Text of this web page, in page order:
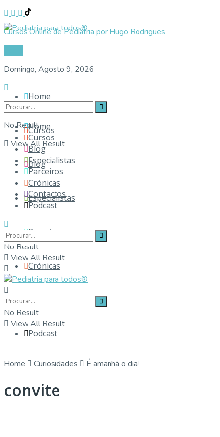
Cursos Online de Pediatria por Hugo Rodrigues
Domingo, Agosto 9, 2026
No Result
View All Result
Home
Cursos
Blog
Especialistas
Parceiros
Crónicas
Contactos
Podcast
Home
Cursos
Blog
Especialistas
Parceiros
Crónicas
Contactos
Podcast
No Result
View All Result
No Result
View All Result
Home Curiosidades É amanhã o dia!
convite